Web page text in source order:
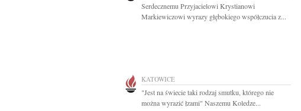
Serdecznemu Przyjacielowi Krystianowi
Markiewiczowi wyrazy głębokiego współczucia z...
KATOWICE
"Jest na świecie taki rodzaj smutku, którego nie
można wyrazić łzami" Naszemu Koledze...